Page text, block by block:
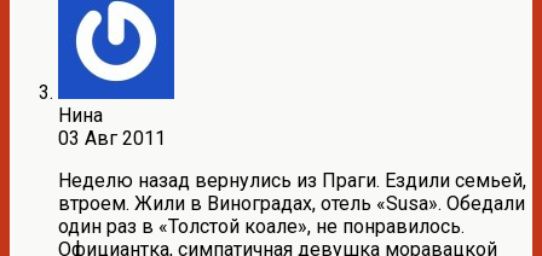
Нина
03 Авг 2011
Неделю назад вернулись из Праги. Ездили семьей,
втроем. Жили в Виноградах, отель «Susa». Обедали
один раз в «Толстой коале», не понравилось.
Официантка, симпатичная девушка моравацкой